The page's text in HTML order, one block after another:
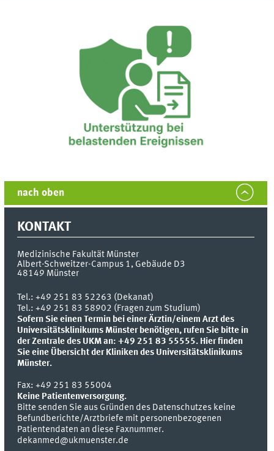
nach oben
KONTAKT
Medizinische Fakultät Münster
Albert-Schweitzer-Campus 1, Gebäude D3
48149 Münster
Tel.:+49 251 83 52263 (Dekanat)
Tel.: +49 251 83 58902 (Fragen zum Studium)
Sofern Sie einen Termin bei einer Ärztin/einem Arzt des
Universitätsklinikums Münster benötigen, rufen Sie bitte in
der Zentrale des UKM an: +49 251 83 55555. Hier finden
Sie eine Übersicht der Kliniken des Universitätsklinikums
Münster.
Fax:+49 251 83 55004
Keine Patientenversorgung.
Bitte senden Sie aus Gründen des Datenschutzes keine
Befundberichte/Arztbriefe mit personenbezogenen
Patientendaten an diese Faxnummer.
dekanmed@ukmuenster.de